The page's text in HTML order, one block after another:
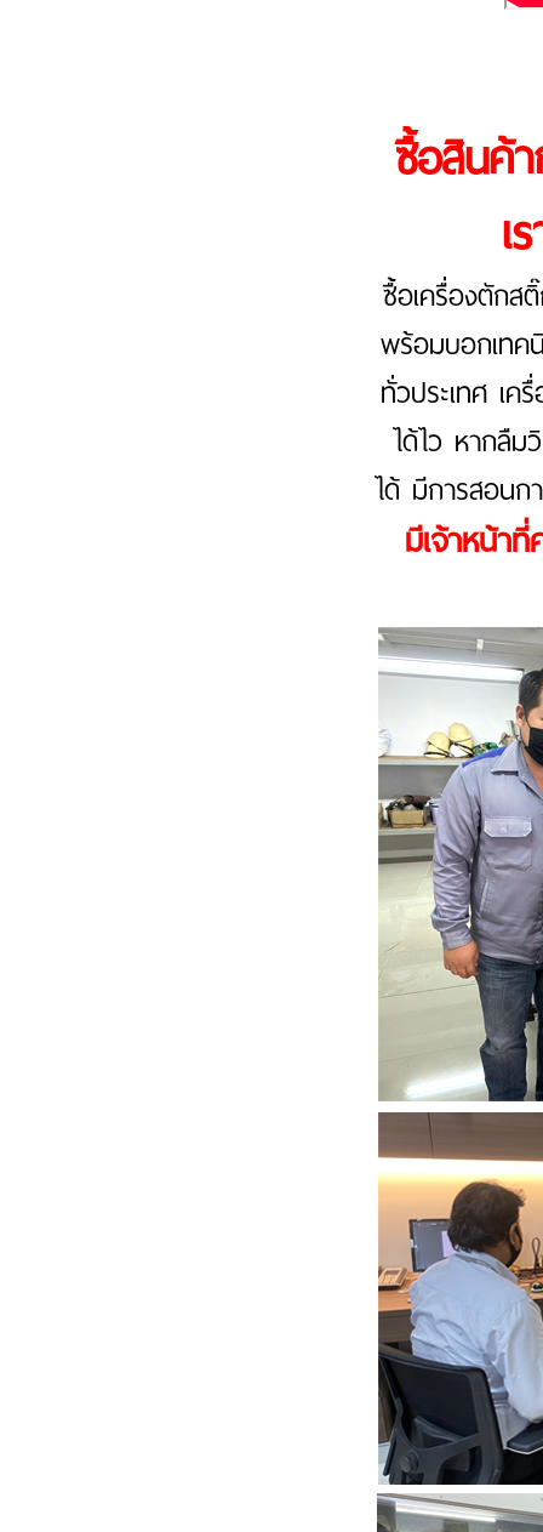
ซื้อสินค้
เ
ซื้อเครื่องตักส
พร้อมบอกเทค
ทั่วประเทศ เ
ได้ไว หากลืม
ได้ มีการสอนก
มีเจ้าหน้า